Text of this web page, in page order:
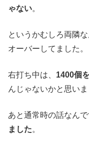
ゃない。
というかむしろ両隣
オーバーしてました。
右打ち中は、 1400個
んじゃないかと思いま
あと通常時の話なんで
ました。